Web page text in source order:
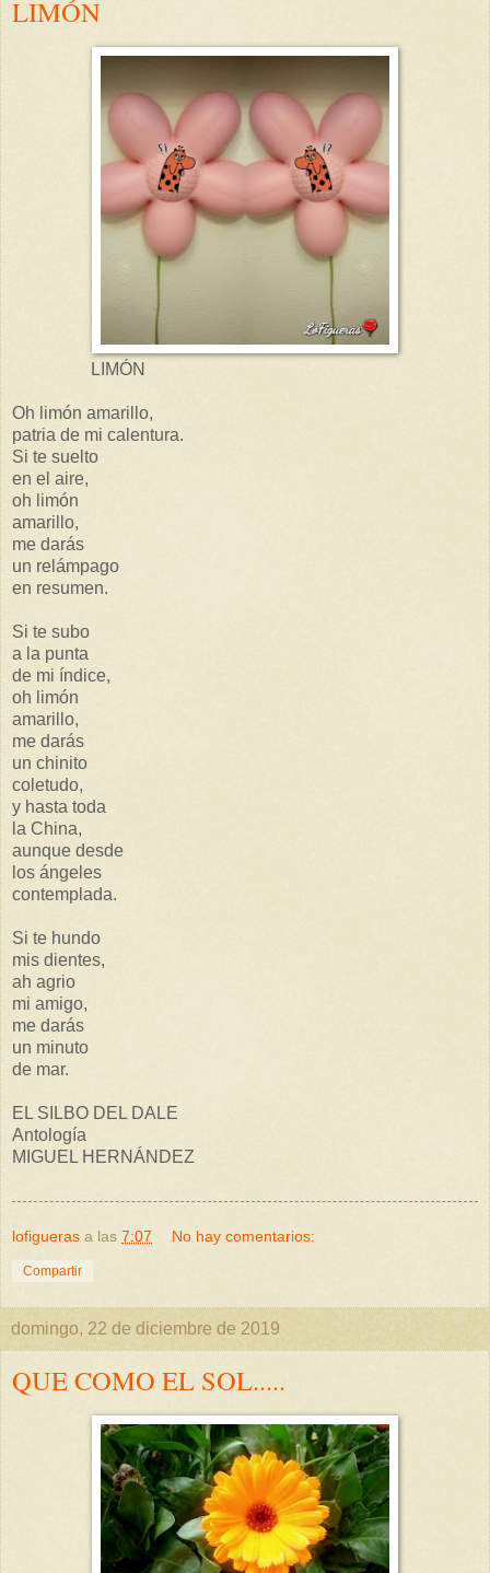
LIMÓN
LIMÓN
Oh limón amarillo,
patria de mi calentura.
Si te suelto
en el aire,
oh limón
amarillo,
me darás
un relámpago
en resumen.
Si te subo
a la punta
de mi índice,
oh limón
amarillo,
me darás
un chinito
coletudo,
y hasta toda
la China,
aunque desde
los ángeles
contemplada.
Si te hundo
mis dientes,
ah agrio
mi amigo,
me darás
un minuto
de mar.
EL SILBO DEL DALE
Antología
MIGUEL HERNÁNDEZ
lofigueras a las 7:07 No hay comentarios:
Compartir
domingo, 22 de diciembre de 2019
QUE COMO EL SOL.....